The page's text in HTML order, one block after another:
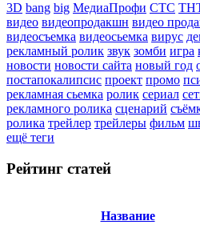
3D bang big МедиаПрофи СТС
видео видеопродакшн видео
видеосъемка видеосьемка вирус
рекламный ролик звук зомби игра
новости новости сайта новый год
постапокалипсис проект промо
рекламная сьемка ролик сериал
рекламного ролика сценарий
ролика трейлер трейлеры фильм
ещё теги
Рейтинг статей
Название